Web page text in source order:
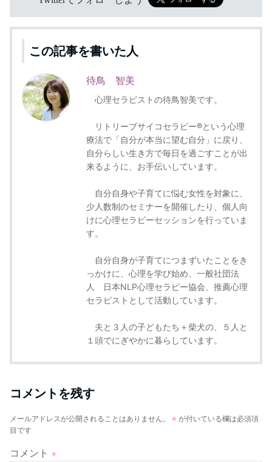
この記事を書いた人
待鳥 智美
心理セラピストの待鳥智美です。
リトリーブサイコセラピー®という心理
療法で「自分が本当に望む自分」に戻り、
自分らしい生き方で毎日を過ごすことが出
来るように、お手伝いしています。
自分自身や子育てに悩む女性を対象に、
少人数制のセミナーを開催したり、個人向
けに心理セラピーセッションを行っていま
す。
自分自身が子育てにつまずいたことをき
っかけに、心理を学び始め、一般社団法
人 日本NLP心理セラピー協会、推薦心理
セラピストとして活動しています。
夫と３人の子どもたち＋柴犬の、５人と
１頭でにぎやかに暮らしています。
コメントを残す
メールアドレスが公開されることはありません。 ※ が付いている欄は必須項
目です
コメント ※